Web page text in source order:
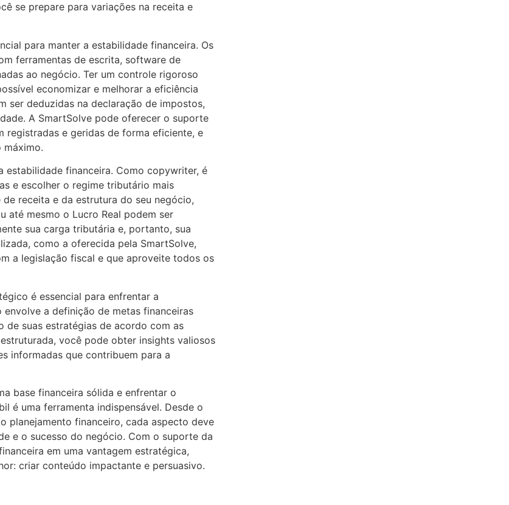
se prepare para variações na receita e
para manter a estabilidade financeira. Os
ferramentas de escrita, software de
ao negócio. Ter um controle rigoroso
economizar e melhorar a eficiência
ser deduzidas na declaração de impostos,
A SmartSolve pode oferecer o suporte
registradas e geridas de forma eficiente, e
máximo.
financeira. Como copywriter, é
e escolher o regime tributário mais
receita e da estrutura do seu negócio,
até mesmo o Lucro Real podem ser
sua carga tributária e, portanto, sua
como a oferecida pela SmartSolve,
a legislação fiscal e que aproveite todos os
é essencial para enfrentar a
a definição de metas financeiras
de suas estratégias de acordo com as
você pode obter insights valiosos
informadas que contribuem para a
base financeira sólida e enfrentar o
é uma ferramenta indispensável. Desde o
planejamento financeiro, cada aspecto deve
e o sucesso do negócio. Com o suporte da
em uma vantagem estratégica,
criar conteúdo impactante e persuasivo.